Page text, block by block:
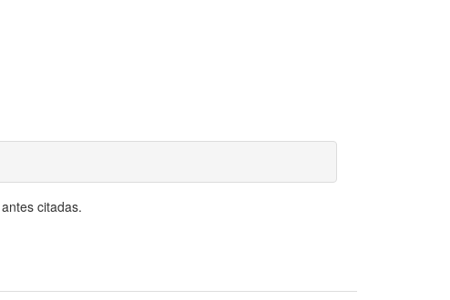
citadas.